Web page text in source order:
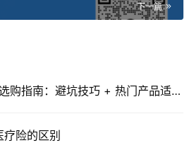
下一篇
指南：避坑技巧 + 热门产品适配人群
疗险的区别